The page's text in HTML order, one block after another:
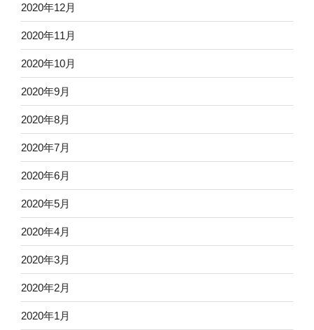
2020年12月
2020年11月
2020年10月
2020年9月
2020年8月
2020年7月
2020年6月
2020年5月
2020年4月
2020年3月
2020年2月
2020年1月